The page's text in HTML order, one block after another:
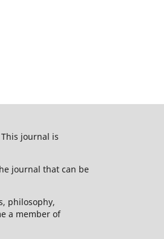
journal is
journal that can be
philosophy,
a member of